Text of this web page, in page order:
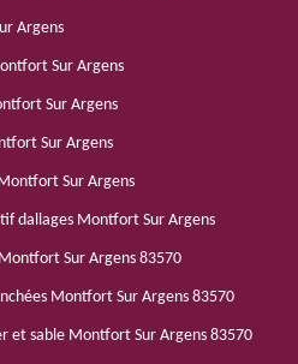
Argens
Sur Argens
Sur Argens
Sur Argens
Sur Argens
dallages Montfort Sur Argens
Sur Argens 83570
Montfort Sur Argens 83570
et sable Montfort Sur Argens 83570